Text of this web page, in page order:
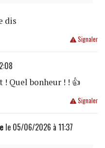
dis
Signaler
! Quel bonheur ! ! 👍
Signaler
le 05/06/2026 à 11:37